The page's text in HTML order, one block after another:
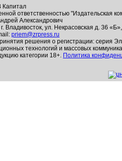
Капитал
ответственностью "Издательская
Александрович
Владивосток, ул. Некрасовская д. 36
priem@zrpress.ru
решения о регистрации: серия
технологий и массовых
категории 18+. Политика